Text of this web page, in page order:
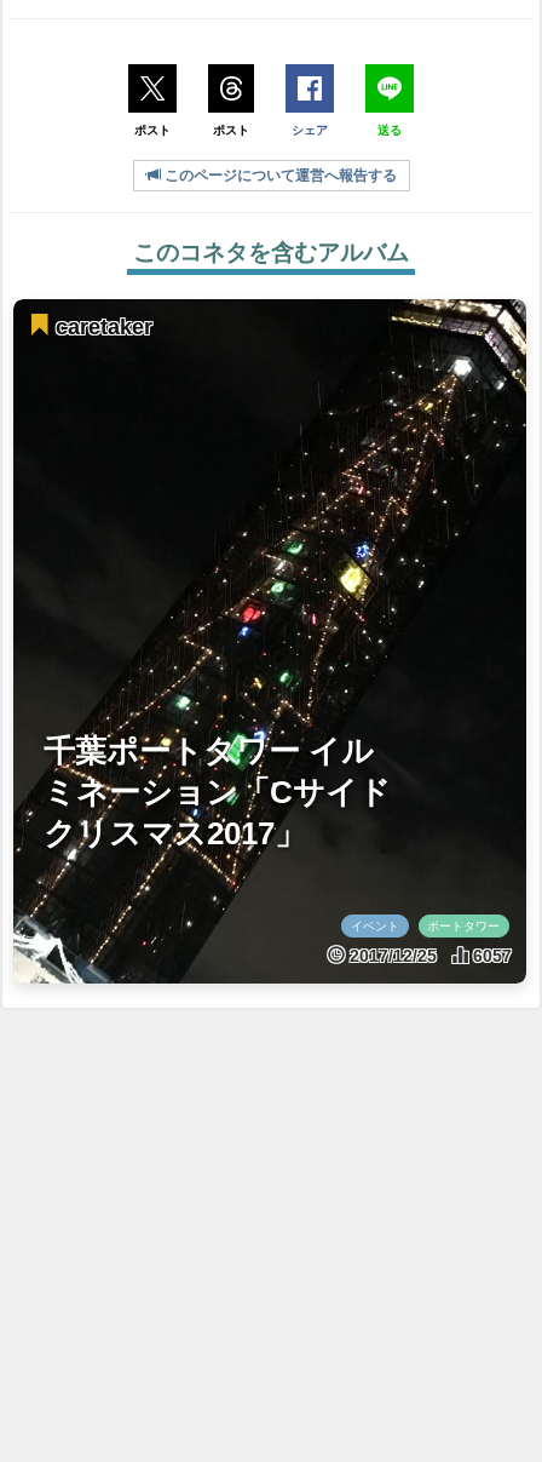
ポスト ポスト シェア 送る
このページについて運営へ報告する
このコネタを含むアルバム
caretaker
千葉ポートタワー イル
ミネーション「Cサイド
クリスマス2017」
イベント ポートタワー
2017/12/25 6057